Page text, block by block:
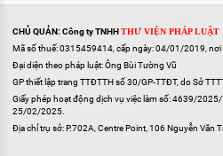
CHỦ QUẢN: Công ty TNHH THƯ VIỆN PHÁP LUẬT
Mã số thuế: 0315459414, cấp ngày: 04/01/2019, nơi
Đại diện theo pháp luật: Ông Bùi Tường Vũ
GP thiết lập trang TTĐTTH số 30/GP-TTĐT, do Sở
Giấy phép hoạt động dịch vụ việc làm số: 4639/
25/02/2025.
Địa chỉ trụ sở: P.702A, Centre Point, 106 Nguyễn Văn